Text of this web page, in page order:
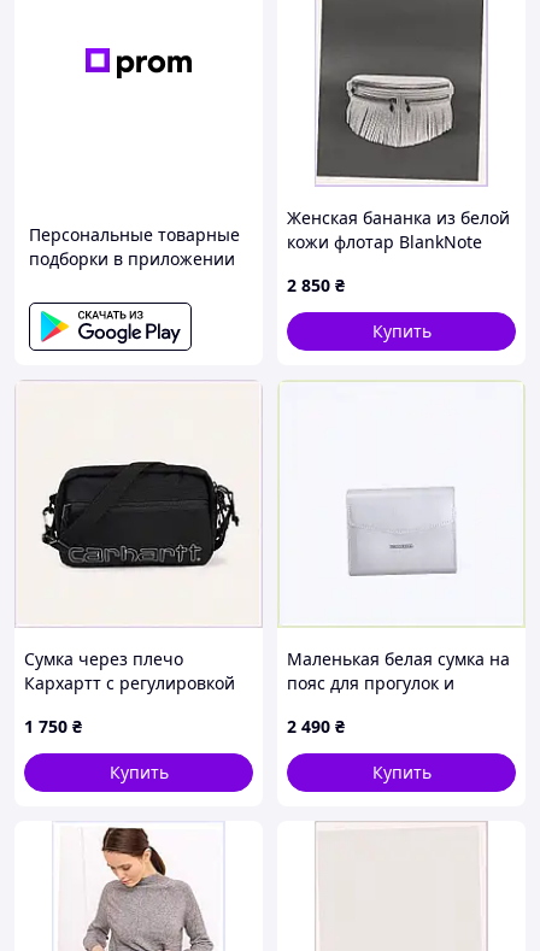
Персональные товарные
подборки в приложении
Женская бананка из белой
кожи флотар BlankNote
2 850 ₴
Купить
Сумка через плечо
Кархартт с регулировкой
1 750 ₴
Купить
Маленькая белая сумка на
пояс для прогулок и
2 490 ₴
Купить